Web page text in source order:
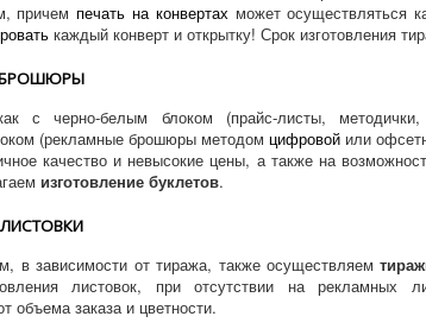
причемпечать на конвертахможет осуществляться
каждый конверт и открытку! Срок изготовления
с черно-белым блоком (прайс-листы,
(рекламные брошюры методом цифровой или
качество и невысокие цены, а также на
изготовление буклетов.
ЛИСТОВКИ
в зависимости от тиража, также осуществляем
листовок, при отсутствии на рекламных
объема заказа и цветности.